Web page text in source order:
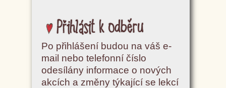
Přihlásit k odběru
Po přihlášení budou na váš e-
mail nebo telefonní číslo
odesílány informace o nových
akcích a změny týkající se lekcí